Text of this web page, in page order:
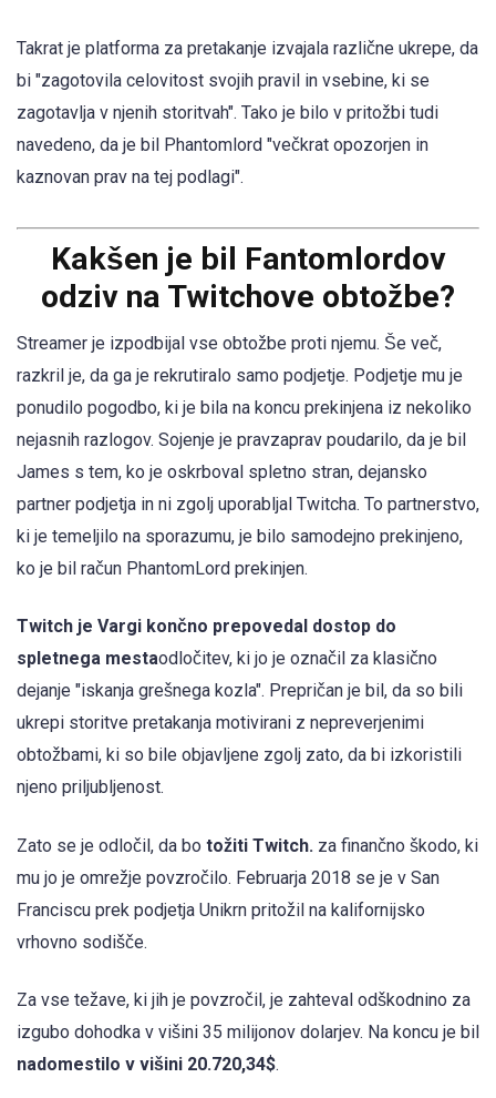
Takrat je platforma za pretakanje izvajala različne ukrepe, da
bi "zagotovila celovitost svojih pravil in vsebine, ki se
zagotavlja v njenih storitvah". Tako je bilo v pritožbi tudi
navedeno, da je bil Phantomlord "večkrat opozorjen in
kaznovan prav na tej podlagi".
Kakšen je bil Fantomlordov
odziv na Twitchove obtožbe?
Streamer je izpodbijal vse obtožbe proti njemu. Še več,
razkril je, da ga je rekrutiralo samo podjetje. Podjetje mu je
ponudilo pogodbo, ki je bila na koncu prekinjena iz nekoliko
nejasnih razlogov. Sojenje je pravzaprav poudarilo, da je bil
James s tem, ko je oskrboval spletno stran, dejansko
partner podjetja in ni zgolj uporabljal Twitcha. To partnerstvo,
ki je temeljilo na sporazumu, je bilo samodejno prekinjeno,
ko je bil račun PhantomLord prekinjen.
Twitch je Vargi končno prepovedal dostop do
spletnega mestaodločitev, ki jo je označil za klasično
dejanje "iskanja grešnega kozla". Prepričan je bil, da so bili
ukrepi storitve pretakanja motivirani z nepreverjenimi
obtožbami, ki so bile objavljene zgolj zato, da bi izkoristili
njeno priljubljenost.
Zato se je odločil, da bo tožiti Twitch. za finančno škodo, ki
mu jo je omrežje povzročilo. Februarja 2018 se je v San
Franciscu prek podjetja Unikrn pritožil na kalifornijsko
vrhovno sodišče.
Za vse težave, ki jih je povzročil, je zahteval odškodnino za
izgubo dohodka v višini 35 milijonov dolarjev. Na koncu je bil
nadomestilo v višini 20.720,34$.